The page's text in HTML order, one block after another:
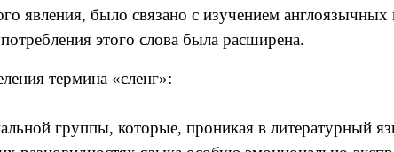
явления, было связано с изучением
этого слова была расширена.
термина «сленг»:
группы, которые, проникая в литературный